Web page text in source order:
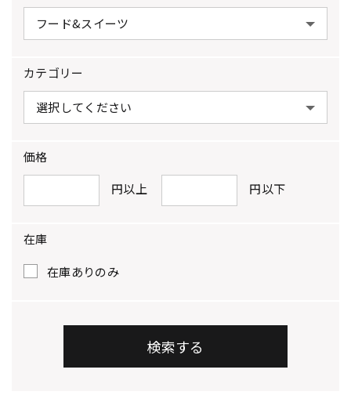
カテゴリー
価格
円以上
円以下
在庫
在庫ありのみ